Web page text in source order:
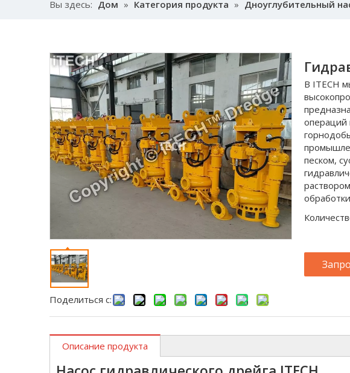
Вы здесь: Дом » Категория продукта » Дноуглубительный
Поделиться с:
В ITECH
операций
песком,
Описание продукта